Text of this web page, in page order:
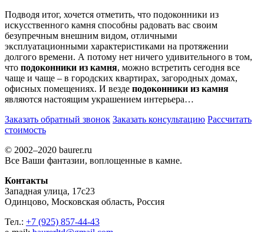
Подводя итог, хочется отметить, что подоконники из
искусственного камня способны радовать вас своим
безупречным внешним видом, отличными
эксплуатационными характеристиками на протяжении
долгого времени. А потому нет ничего удивительного в том,
что подоконники из камня, можно встретить сегодня все
чаще и чаще – в городских квартирах, загородных домах,
офисных помещениях. И везде подоконники из камня
являются настоящим украшением интерьера…
Заказать обратный звонок Заказать консультацию Рассчитать
стоимость
© 2002–2020 baurer.ru
Все Ваши фантазии, воплощенные в камне.
Контакты
Западная улица, 17с23
Одинцово, Московская область, Россия
Тел.: +7 (925) 857-44-43